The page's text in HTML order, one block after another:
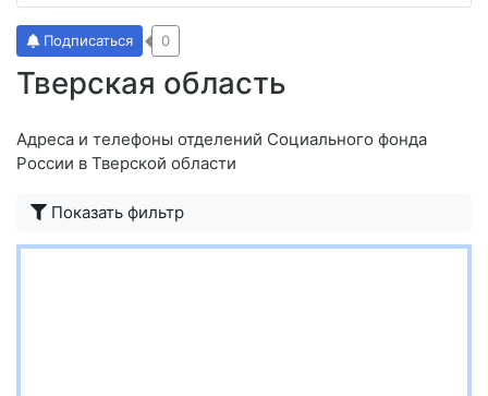
Тверская область
Подписаться 0
Адреса и телефоны отделений Социального фонда
России в Тверской области
Показать фильтр